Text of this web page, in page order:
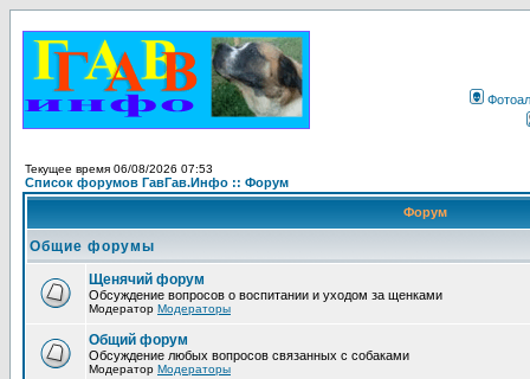
Текущее время 06/08/2026 07:53
Список форумов ГавГав.Инфо :: Форум
Форум
Общие форумы
Щенячий форум
Обсуждение вопросов о воспитании и уходом за щенками
Модератор Модераторы
Общий форум
Обсуждение любых вопросов связанных с собаками
Модератор Модераторы